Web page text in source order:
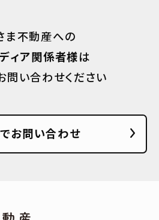
ま不動産への
ィア関係者様は
問い合わせください
お問い合わせ